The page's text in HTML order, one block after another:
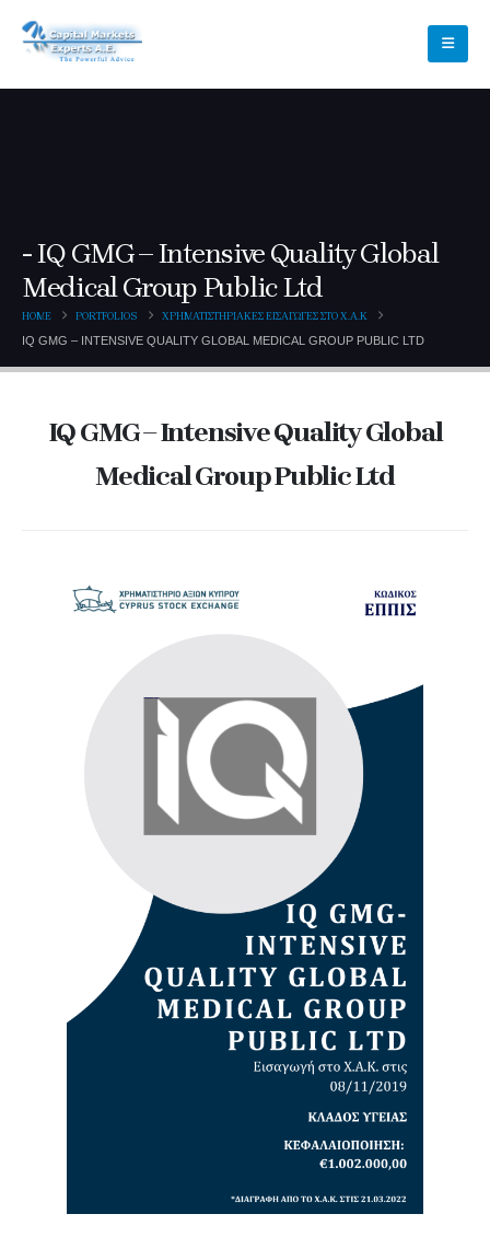
IQ GMG – Intensive Quality Global
Medical Group Public Ltd
HOME PORTFOLIOS ΧΡΗΜΑΤΙΣΤΗΡΙΑΚΕΣ ΕΙΣΑΓΩΓΕΣ ΣΤΟ Χ.Α.Κ
IQ GMG – INTENSIVE QUALITY GLOBAL MEDICAL GROUP PUBLIC LTD
IQ GMG – Intensive Quality Global
Medical Group Public Ltd